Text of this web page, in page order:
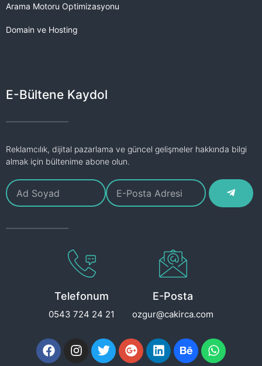
Arama Motoru Optimizasyonu
Domain ve Hosting
E-Bültene Kaydol
Reklamcılık, dijital pazarlama ve güncel gelişmeler hakkında bilgi
almak için bültenime abone olun.
Telefonum
0543 724 24 21
E-Posta
ozgur@cakirca.com